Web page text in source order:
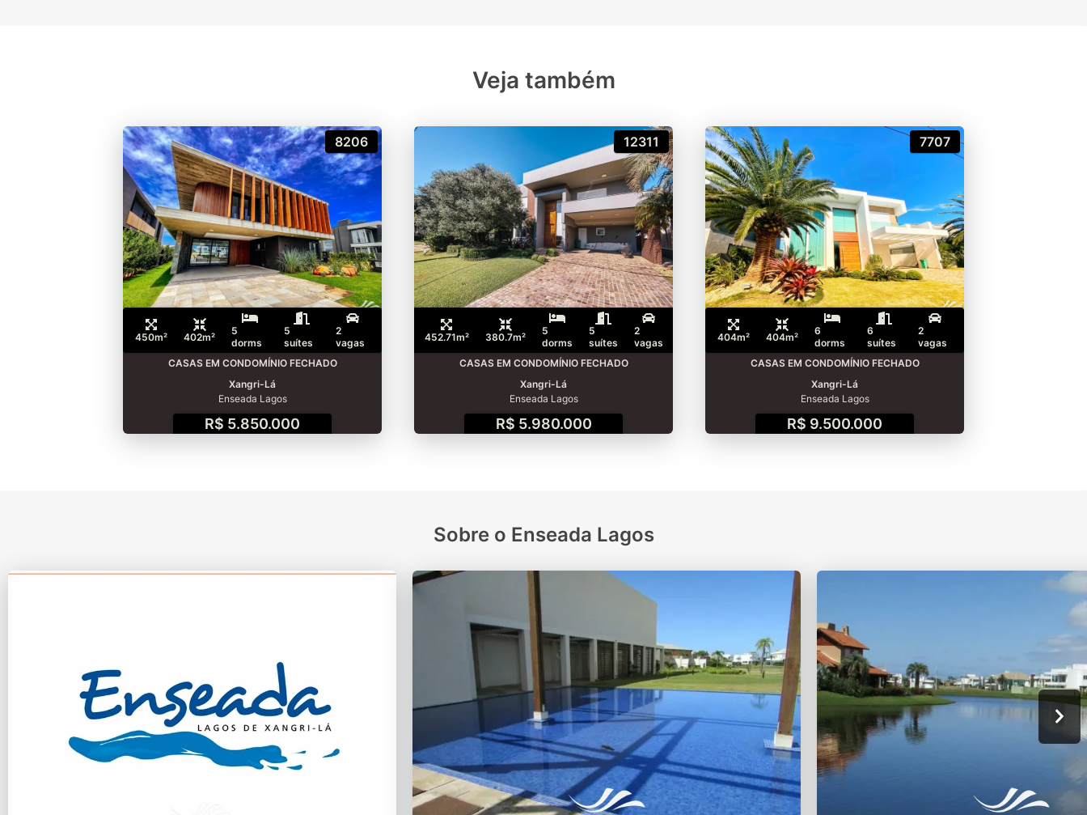
Veja também
8206
450m² 402m²
5
dorms
5
suítes
2
vagas
CASAS EM CONDOMÍNIO FECHADO
Xangri-Lá
Enseada Lagos
R$ 5.850.000
12311
452.71m² 380.7m²
5
dorms
5
suítes
2
vagas
CASAS EM CONDOMÍNIO FECHADO
Xangri-Lá
Enseada Lagos
R$ 5.980.000
7707
404m² 404m²
6
dorms
6
suítes
2
vagas
CASAS EM CONDOMÍNIO FECHADO
Xangri-Lá
Enseada Lagos
R$ 9.500.000
Sobre o Enseada Lagos